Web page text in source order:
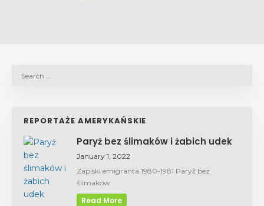
REPORTAŻE AMERYKAŃSKIE
Paryż bez ślimaków i żabich udek
January 1, 2022
Zapiski emigranta 1980-1981 Paryż bez
ślimaków
Read More